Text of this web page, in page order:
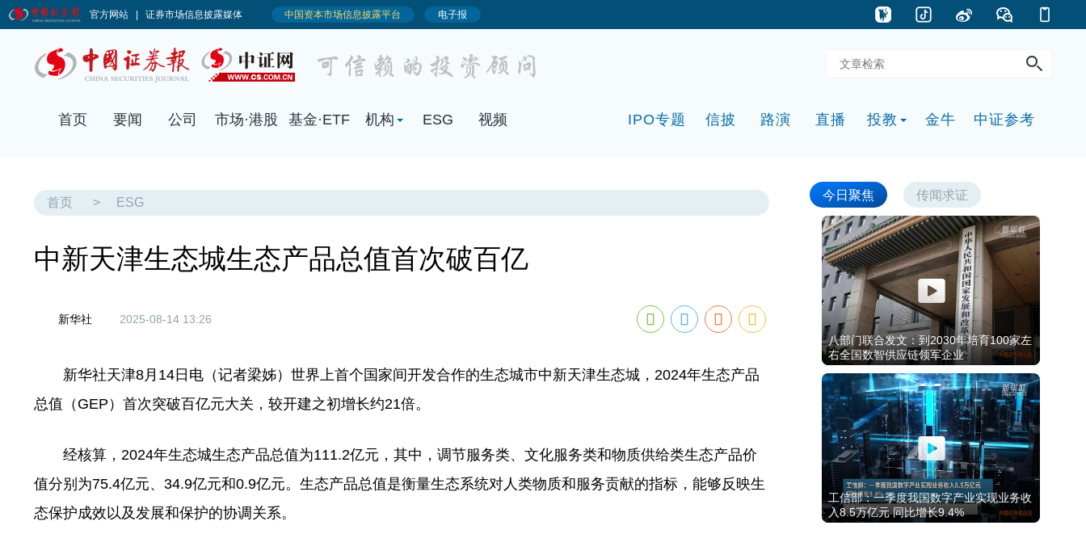
首页 要闻 公司 市场·港股 基金·ETF 机构 ESG 视频 IPO专题 信披 路演 直播 投教 金牛 中证参考
首页 > ESG
中新天津生态城生态产品总值首次破百亿
新华社 2025-08-14 13:26
新华社天津8月14日电（记者梁姊）世界上首个国家间开发合作的生态城市中新天津生态城，2024年生态产品
总值（GEP）首次突破百亿元大关，较开建之初增长约21倍。
经核算，2024年生态城生态产品总值为111.2亿元，其中，调节服务类、文化服务类和物质供给类生态产品价
值分别为75.4亿元、34.9亿元和0.9亿元。生态产品总值是衡量生态系统对人类物质和服务贡献的指标，能够反映生
态保护成效以及发展和保护的协调关系。
今日聚焦 传闻求证
八部门联合发文：到2030年培育100家左
右全国数智供应链领军企业
工信部：一季度我国数字产业实现业务收
入8.5万亿元 同比增长9.4%